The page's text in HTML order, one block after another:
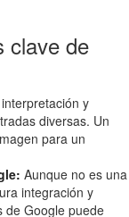
clave de
y
diversas. Un
para un
Aunque no es una
integración y
de Google puede